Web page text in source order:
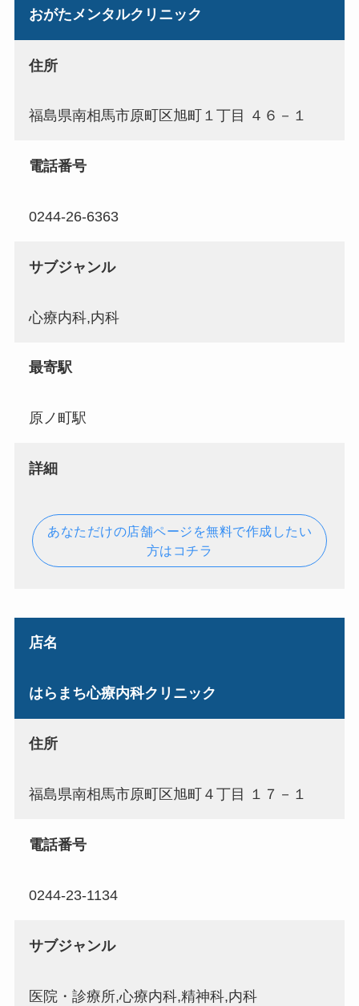
おがたメンタルクリニック
住所
福島県南相馬市原町区旭町１丁目 ４６－１
電話番号
0244-26-6363
サブジャンル
心療内科,内科
最寄駅
原ノ町駅
詳細
あなただけの店舗ページを無料で作成したい
方はコチラ
店名
はらまち心療内科クリニック
住所
福島県南相馬市原町区旭町４丁目 １７－１
電話番号
0244-23-1134
サブジャンル
医院・診療所,心療内科,精神科,内科